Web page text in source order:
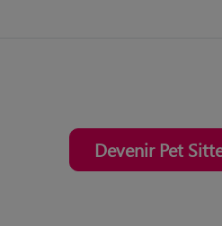
Devenir Pet